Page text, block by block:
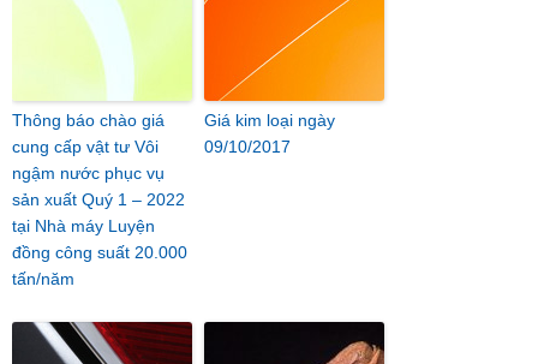
Thông báo chào giá
cung cấp vật tư Vôi
ngậm nước phục vụ
sản xuất Quý 1 – 2022
tại Nhà máy Luyện
đồng công suất 20.000
tấn/năm
Giá kim loại ngày
09/10/2017